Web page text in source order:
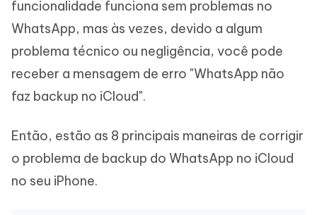
funcionalidade funciona sem problemas no
WhatsApp, mas às vezes, devido a algum
problema técnico ou negligência, você pode
receber a mensagem de erro "WhatsApp não
faz backup no iCloud".
Então, estão as 8 principais maneiras de corrigir
o problema de backup do WhatsApp no iCloud
no seu iPhone.